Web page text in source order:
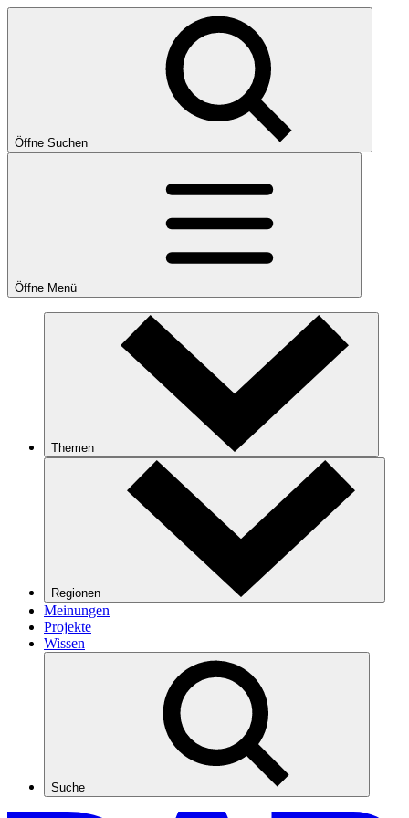
Öffne Suchen
Öffne Menü
Themen
Regionen
Meinungen
Projekte
Wissen
Suche